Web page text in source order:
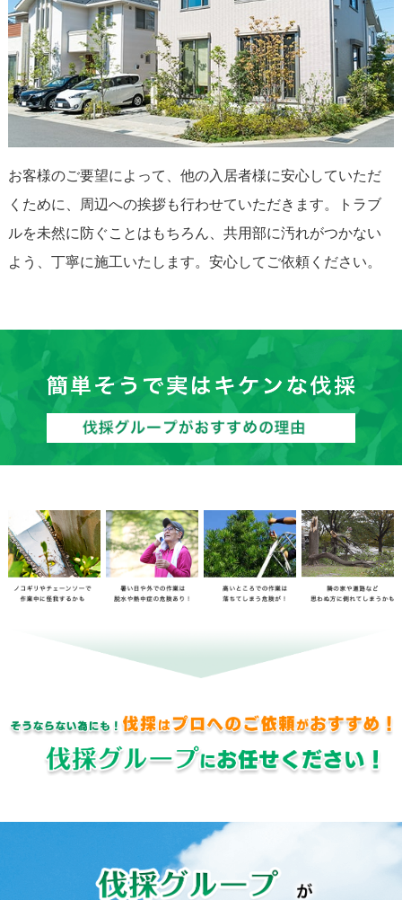
お客様のご要望によって、他の入居者様に安心していただ
くために、周辺への挨拶も行わせていただきます。トラブ
ルを未然に防ぐことはもちろん、共用部に汚れがつかない
よう、丁寧に施工いたします。安心してご依頼ください。